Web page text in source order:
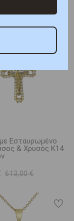
Εσταυρωμένο
& Χρυσός Κ14
613,00 €